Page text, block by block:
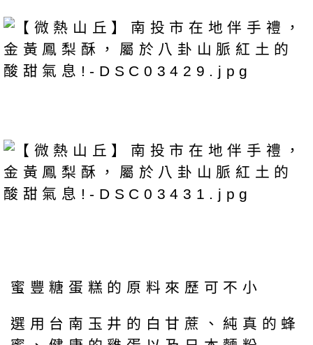
蜜豐糖蛋糕的原料來歷可不小
選用台南玉井的白甘蔗、純真的蜂